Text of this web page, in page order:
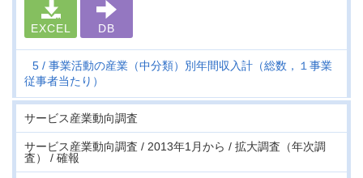
EXCEL DB
5
事業活動の産業（中分類）別年間収入計（総数，１事業
従事者当たり）
サービス産業動向調査
サービス産業動向調査 / 2013年1月から / 拡大調査（年次調
査） / 確報